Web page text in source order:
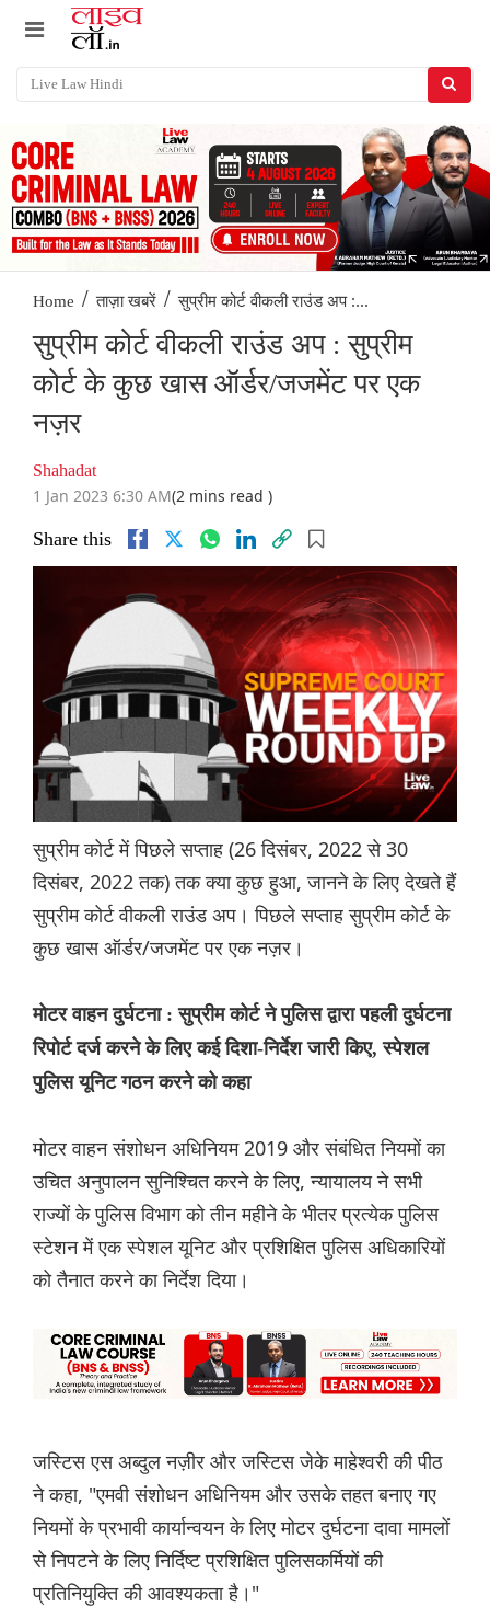
Home / ताज़ा खबरें / सुप्रीम कोर्ट वीकली राउंड अप :...
सुप्रीम कोर्ट वीकली राउंड अप : सुप्रीम
कोर्ट के कुछ खास ऑर्डर/जजमेंट पर एक
नज़र
Shahadat
1 Jan 2023 6:30 AM(2 mins read )
Share this
सुप्रीम कोर्ट में पिछले सप्ताह (26 दिसंबर, 2022 से 30
दिसंबर, 2022 तक) तक क्या कुछ हुआ, जानने के लिए देखते हैं
सुप्रीम कोर्ट वीकली राउंड अप। पिछले सप्ताह सुप्रीम कोर्ट के
कुछ खास ऑर्डर/जजमेंट पर एक नज़र।
मोटर वाहन दुर्घटना : सुप्रीम कोर्ट ने पुलिस द्वारा पहली दुर्घटना
रिपोर्ट दर्ज करने के लिए कई दिशा-निर्देश जारी किए, स्पेशल
पुलिस यूनिट गठन करने को कहा
मोटर वाहन संशोधन अधिनियम 2019 और संबंधित नियमों का
उचित अनुपालन सुनिश्चित करने के लिए, न्यायालय ने सभी
राज्यों के पुलिस विभाग को तीन महीने के भीतर प्रत्येक पुलिस
स्टेशन में एक स्पेशल यूनिट और प्रशिक्षित पुलिस अधिकारियों
को तैनात करने का निर्देश दिया।
जस्टिस एस अब्दुल नज़ीर और जस्टिस जेके माहेश्वरी की पीठ
ने कहा, "एमवी संशोधन अधिनियम और उसके तहत बनाए गए
नियमों के प्रभावी कार्यान्वयन के लिए मोटर दुर्घटना दावा मामलों
से निपटने के लिए निर्दिष्ट प्रशिक्षित पुलिसकर्मियों की
प्रतिनियुक्ति की आवश्यकता है।"